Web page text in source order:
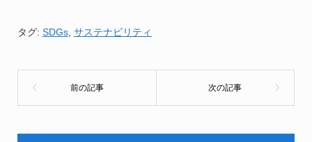
タグ: SDGs, サステナビリティ